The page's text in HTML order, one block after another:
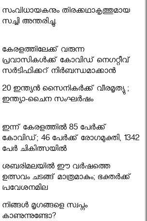
സംവിധായകനും തിരക്കഥാകൃത്തുമായ
സച്ചി അന്തരിച്ചു.
കേരളത്തിലേക്ക് വരുന്ന
പ്രവാസികള്‍ക്ക് കോവിഡ് നെഗറ്റീവ്
സര്‍ട്ടിഫിക്കറ്റ് നിർബന്ധമാക്കാൻ
മന്ത്രിസഭ
20 ഇന്ത്യൻ സൈനികർക്ക് വീരമൃത്യു ;
ഇന്ത്യാ-ചൈന സംഘർഷം
ഇന്ന് കേരളത്തിൽ 85 പേർക്ക്
കോവിഡ്; 46 പേർക്ക് രോഗമുക്തി, 1342
പേർ ചികിത്സയിൽ
ശബരിമലയില്‍ ഈ വർഷത്തെ
ഉത്സവം ചടങ്ങ് മാത്രമാകും; ഭക്തർക്ക്
പ്രവേശനമില്ല
നിങ്ങള്‍ മൃഗങ്ങളെ സ്വപ്നം
കാണുന്നുണ്ടോ?